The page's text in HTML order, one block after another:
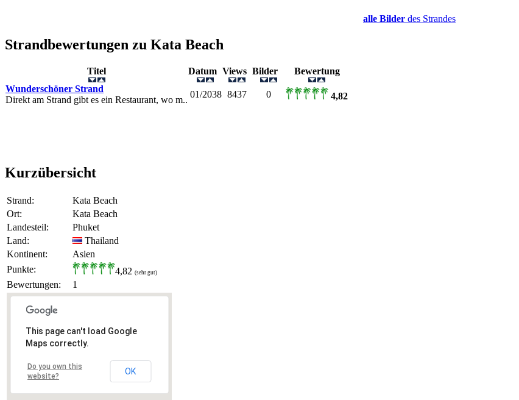
alle Bilder des Strandes
Strandbewertungen zu Kata Beach
Titel Datum Views Bilder
Bewertung
Wunderschöner Strand
Direkt am Strand gibt es ein Restaurant, wo m..
01/2038 8437 0 4,82
Kurzübersicht
Strand:
Kata Beach
Ort:
Kata Beach
Landesteil:
Phuket
Land:
Thailand
Kontinent:
Asien
Punkte:
4,82 (sehr gut)
Bewertungen: 1
This page can't load Google
Maps correctly.
Do you own this
website?
OK